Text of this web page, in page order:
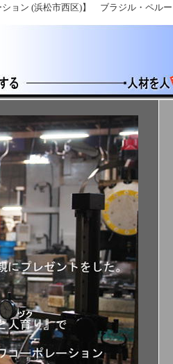
ョン (浜松市西区)】 ブラジル・ペル